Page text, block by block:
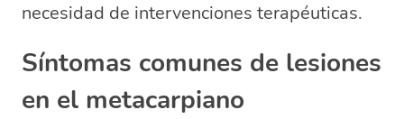
necesidad de intervenciones terapéuticas.
Síntomas comunes de lesiones
en el metacarpiano